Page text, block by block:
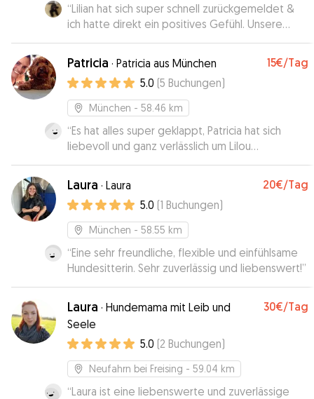
“Lilian hat sich super schnell zurückgemeldet &
ich hatte direkt ein positives Gefühl. Unsere
Hündin Coco hat sich super wohl mit ihr gefühlt &
wir planen schon die nächsten Besuche! 😍 ”
Patricia · Patricia aus München 15€/Tag
5.0 (5 Buchungen)
München - 58.46 km
“Es hat alles super geklappt, Patricia hat sich
liebevoll und ganz verlässlich um Lilou
gekümmert und mich mit Updates & Fotos
versorgt. Alles bestens ✨
Laura · Laura 20€/Tag
5.0 (1 Buchungen)
München - 58.55 km
“Eine sehr freundliche, flexible und einfühlsame
Hundesitterin. Sehr zuverlässig und liebenswert!”
Laura · Hundemama mit Leib und
Seele
30€/Tag
5.0 (2 Buchungen)
Neufahrn bei Freising - 59.04 km
“Laura ist eine liebenswerte und zuverlässige